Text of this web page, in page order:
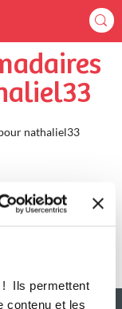
! Ils permettent
contenu et les
nathaliel33